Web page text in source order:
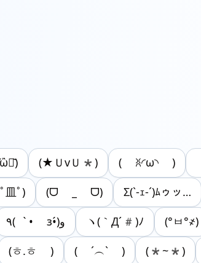
･᷅) (★ＵvＵ*) ( ꐦ◜ω◝ )
ﾟ) (ᗜ _ ᗜ) Σ(`‐ｪ‐´)ﾑゥッ…
٩( •̀ з•́)و ヽ(｀Д´#)ﾉ (°ㅂ°҂)
(ㅎ.ㅎ ) ( ´︵` ) (*~*)